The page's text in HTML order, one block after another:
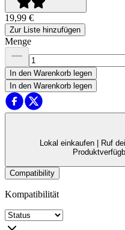
19,99 €
Zur Liste hinzufügen
Menge
In den Warenkorb legen
In den Warenkorb legen
Lokal einkaufen |
Ruf
Compatibility
Kompatibilität